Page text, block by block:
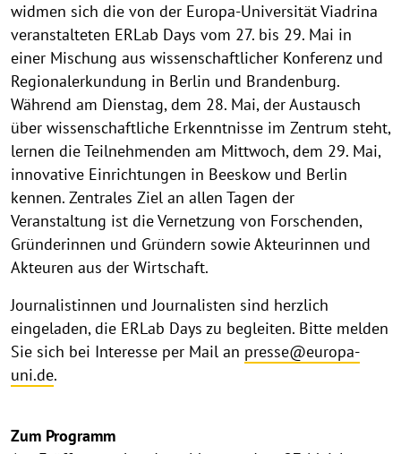
widmen sich die von der Europa-Universität Viadrina
veranstalteten ERLab Days vom 27. bis 29. Mai in
einer Mischung aus wissenschaftlicher Konferenz und
Regionalerkundung in Berlin und Brandenburg.
Während am Dienstag, dem 28. Mai, der Austausch
über wissenschaftliche Erkenntnisse im Zentrum steht,
lernen die Teilnehmenden am Mittwoch, dem 29. Mai,
innovative Einrichtungen in Beeskow und Berlin
kennen. Zentrales Ziel an allen Tagen der
Veranstaltung ist die Vernetzung von Forschenden,
Gründerinnen und Gründern sowie Akteurinnen und
Akteuren aus der Wirtschaft.
Journalistinnen und Journalisten sind herzlich
eingeladen, die ERLab Days zu begleiten. Bitte melden
Sie sich bei Interesse per Mail an presse@europa-
uni.de.
Zum Programm